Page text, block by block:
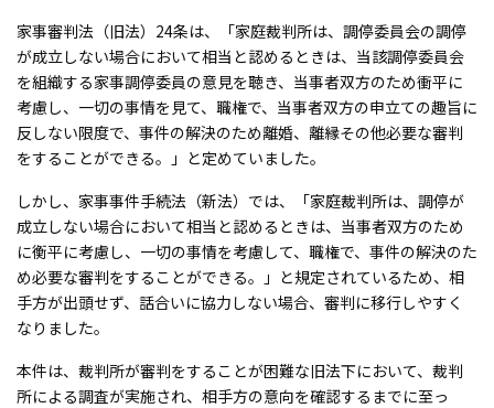
家事審判法（旧法）24条は、「家庭裁判所は、調停委員会の調停
が成立しない場合において相当と認めるときは、当該調停委員会
を組織する家事調停委員の意見を聴き、当事者双方のため衝平に
考慮し、一切の事情を見て、職権で、当事者双方の申立ての趣旨に
反しない限度で、事件の解決のため離婚、離縁その他必要な審判
をすることができる。」と定めていました。
しかし、家事事件手続法（新法）では、「家庭裁判所は、調停が
成立しない場合において相当と認めるときは、当事者双方のため
に衡平に考慮し、一切の事情を考慮して、職権で、事件の解決のた
め必要な審判をすることができる。」と規定されているため、相
手方が出頭せず、話合いに協力しない場合、審判に移行しやすく
なりました。
本件は、裁判所が審判をすることが困難な旧法下において、裁判
所による調査が実施され、相手方の意向を確認するまでに至っ